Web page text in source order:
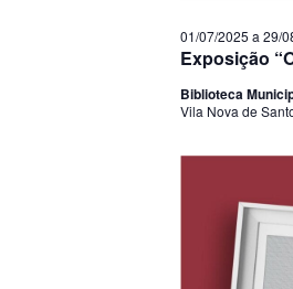
Exposição
01/07/2025 a 29/
Biblioteca
Vila Nova de